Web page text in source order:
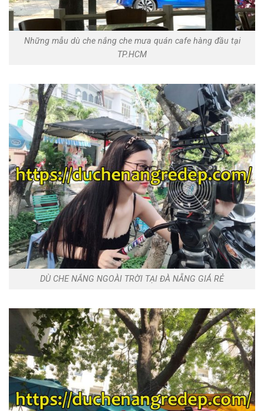
Những mẫu dù che nắng che mưa quán cafe hàng đầu tại
TP.HCM
DÙ CHE NẮNG NGOÀI TRỜI TẠI ĐÀ NẴNG GIÁ RẺ